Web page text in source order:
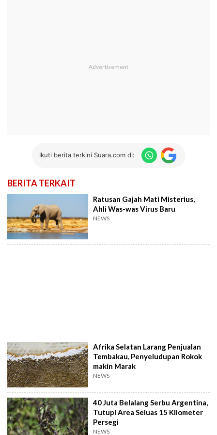
Ikuti berita terkini Suara.com di:
BERITA TERKAIT
Ratusan Gajah Mati Misterius,
Ahli Was-was Virus Baru
NEWS
Afrika Selatan Larang Penjualan
Tembakau, Penyeludupan Rokok
makin Marak
NEWS
40 Juta Belalang Serbu Argentina,
Tutupi Area Seluas 15 Kilometer
Persegi
NEWS